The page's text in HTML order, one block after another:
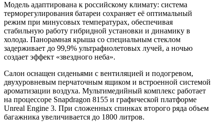
Модель адаптирована к российскому климату: система
терморегулирования батареи сохраняет её оптимальный
режим при минусовых температурах, обеспечивая
стабильную работу гибридной установки и динамику в
холода. Панорамная крыша со специальным стеклом
задерживает до 99,9% ультрафиолетовых лучей, а ночью
создает эффект «звездного неба».
Салон оснащен сиденьями с вентиляцией и подогревом,
двухуровневым перчаточным ящиком и встроенной системой
ароматизации воздуха. Мультимедийный комплекс работает
на процессоре Snapdragon 8155 и графической платформе
Unreal Engine 3. При сложенных спинках второго ряда объем
багажника увеличивается до 1800 литров.